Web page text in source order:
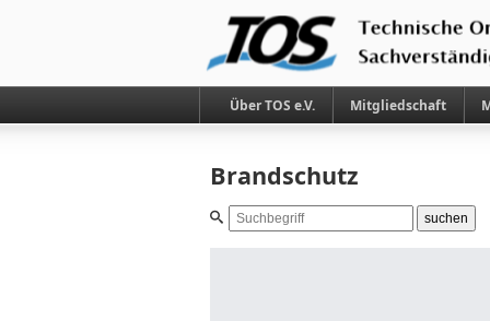
Über TOS e.V. Mitgliedschaft
Brandschutz
Suchbegriff